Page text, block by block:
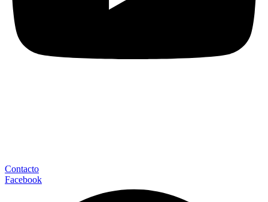
Contacto
Facebook